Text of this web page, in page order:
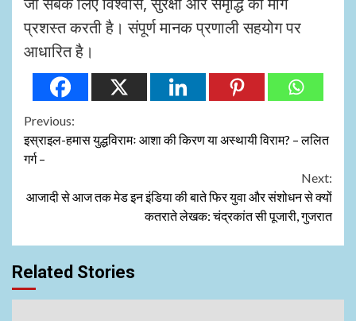
प्रशस्त करती है। संपूर्ण मानक प्रणाली सहयोग पर
आधारित है।
Continue
Reading
Previous:
इस्राइल-हमास युद्धविरामः आशा की किरण या अस्थायी विराम? – ललित
गर्ग –
Next:
आजादी से आज तक मेड इन इंडिया की बाते फिर युवा और संशोधन से क्यों
कतराते लेखक: चंद्रकांत सी पूजारी, गुजरात
Related Stories